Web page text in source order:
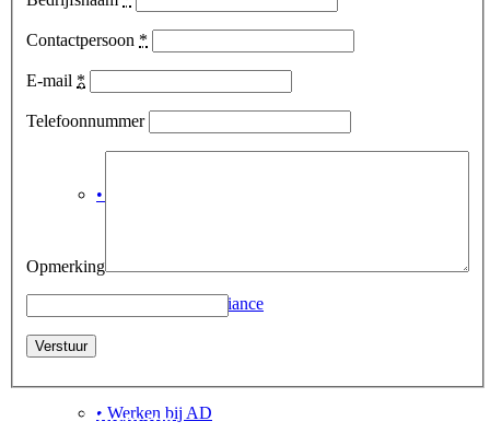
• Global Network
• Quality & Compliance
• Werken bij AD
Contactpersoon *
E-mail *
Telefoonnummer
Opmerking
Contactinformatie